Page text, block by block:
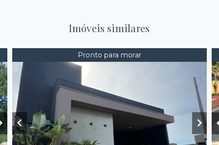
Imóveis similares
Pronto para morar